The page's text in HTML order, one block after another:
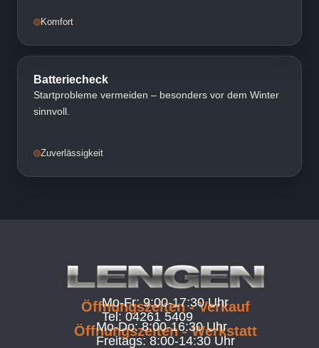
Komfort
Batteriecheck
Startprobleme vermeiden – besonders vor dem Winter
sinnvoll.
Zuverlässigkeit
Öffnungszeiten - Verkauf
Mo-Fr: 9:00-17:30 Uhr
Tel: 04261 5409
Öffnungszeiten - Werkstatt
Mo-Do: 8:00-16:30 Uhr
Freitags: 8:00-14:30 Uhr